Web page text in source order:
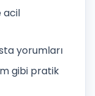
acil
yorumları
gibi pratik